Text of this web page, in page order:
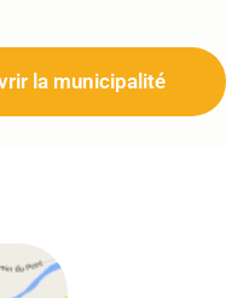
la municipalité